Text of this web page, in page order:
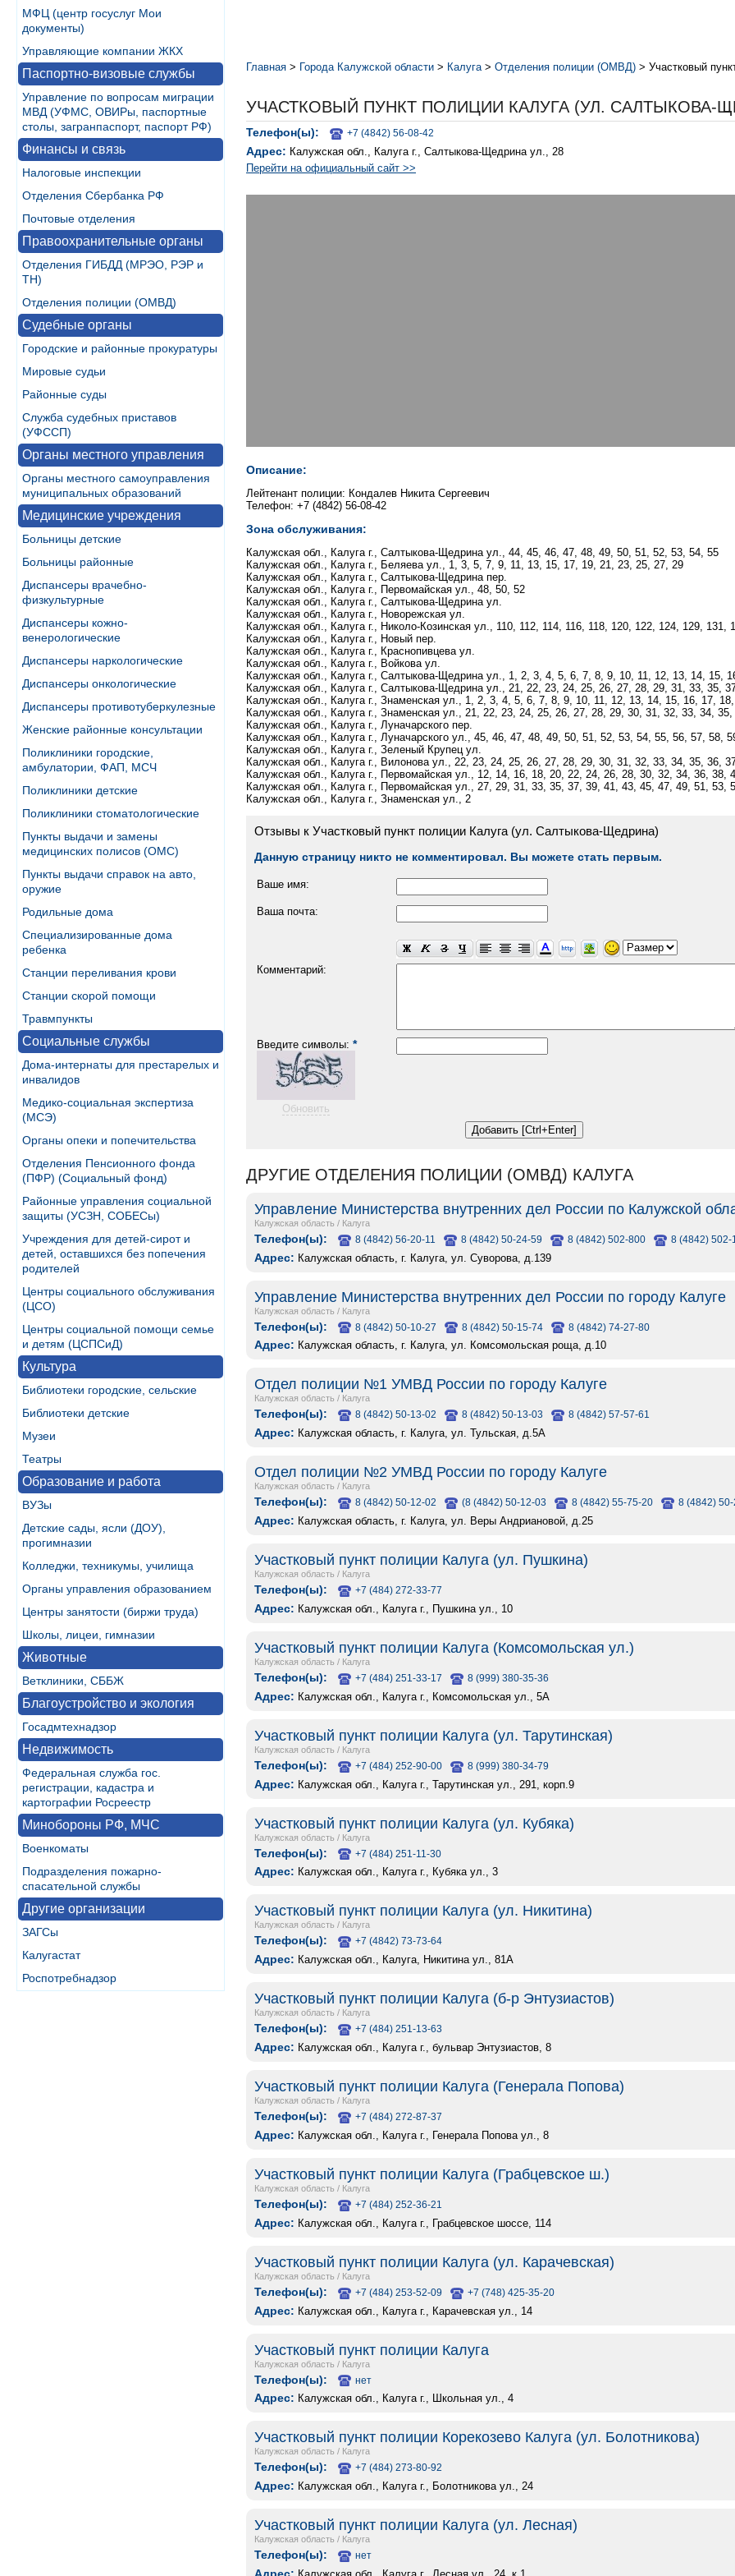
МФЦ (центр госуслуг Мои
документы)
Управляющие компании ЖКХ
Паспортно-визовые службы
Управление по вопросам миграции
МВД (УФМС, ОВИРы, паспортные
столы, загранпаспорт, паспорт РФ)
Финансы и связь
Налоговые инспекции
Отделения Сбербанка РФ
Почтовые отделения
Правоохранительные органы
Отделения ГИБДД (МРЭО, РЭР и
ТН)
Отделения полиции (ОМВД)
Судебные органы
Городские и районные прокуратуры
Мировые судьи
Районные суды
Служба судебных приставов
(УФССП)
Органы местного управления
Органы местного самоуправления
муниципальных образований
Медицинские учреждения
Больницы детские
Больницы районные
Диспансеры врачебно-
физкультурные
Диспансеры кожно-
венерологические
Диспансеры наркологические
Диспансеры онкологические
Диспансеры противотуберкулезные
Женские районные консультации
Поликлиники городские,
амбулатории, ФАП, МСЧ
Поликлиники детские
Поликлиники стоматологические
Пункты выдачи и замены
медицинских полисов (ОМС)
Пункты выдачи справок на авто,
оружие
Родильные дома
Специализированные дома
ребенка
Станции переливания крови
Станции скорой помощи
Травмпункты
Социальные службы
Дома-интернаты для престарелых и
инвалидов
Медико-социальная экспертиза
(МСЭ)
Органы опеки и попечительства
Отделения Пенсионного фонда
(ПФР) (Социальный фонд)
Районные управления социальной
защиты (УСЗН, СОБЕСы)
Учреждения для детей-сирот и
детей, оставшихся без попечения
родителей
Центры социального обслуживания
(ЦСО)
Центры социальной помощи семье
и детям (ЦСПСиД)
Культура
Библиотеки городские, сельские
Библиотеки детские
Музеи
Театры
Образование и работа
ВУЗы
Детские сады, ясли (ДОУ),
прогимназии
Колледжи, техникумы, училища
Органы управления образованием
Центры занятости (биржи труда)
Школы, лицеи, гимназии
Животные
Ветклиники, СББЖ
Благоустройство и экология
Госадмтехнадзор
Недвижимость
Федеральная служба гос.
регистрации, кадастра и
картографии Росреестр
Минобороны РФ, МЧС
Военкоматы
Подразделения пожарно-
спасательной службы
Другие организации
ЗАГСы
Калугастат
Роспотребнадзор
Главная > Города Калужской области > Калуга > Отделения полиции (ОМВД) > Участковый
УЧАСТКОВЫЙ ПУНКТ ПОЛИЦИИ КАЛУГА (УЛ. САЛТЫКОВА-
Телефон(ы): +7 (4842) 56-08-42
Адрес: Калужская обл., Калуга г., Салтыкова-Щедрина ул., 28
Перейти на официальный сайт >>
Описание:
Лейтенант полиции: Кондалев Никита Сергеевич
Телефон: +7 (4842) 56-08-42
Зона обслуживания:
Калужская обл., Калуга г., Салтыкова-Щедрина ул., 44, 45, 46, 47, 48, 49, 50, 51, 52, 53, 54, 55
Калужская обл., Калуга г., Беляева ул., 1, 3, 5, 7, 9, 11, 13, 15, 17, 19, 21, 23, 25, 27, 29
Калужская обл., Калуга г., Салтыкова-Щедрина пер.
Калужская обл., Калуга г., Первомайская ул., 48, 50, 52
Калужская обл., Калуга г., Салтыкова-Щедрина ул.
Калужская обл., Калуга г., Новорежская ул.
Калужская обл., Калуга г., Николо-Козинская ул., 110, 112, 114, 116, 118, 120, 122, 124, 129, 131,
Калужская обл., Калуга г., Новый пер.
Калужская обл., Калуга г., Краснопивцева ул.
Калужская обл., Калуга г., Войкова ул.
Калужская обл., Калуга г., Салтыкова-Щедрина ул., 1, 2, 3, 4, 5, 6, 7, 8, 9, 10, 11, 12, 13, 14, 15,
Калужская обл., Калуга г., Салтыкова-Щедрина ул., 21, 22, 23, 24, 25, 26, 27, 28, 29, 31, 33, 35,
Калужская обл., Калуга г., Знаменская ул., 1, 2, 3, 4, 5, 6, 7, 8, 9, 10, 11, 12, 13, 14, 15, 16, 17,
Калужская обл., Калуга г., Знаменская ул., 21, 22, 23, 24, 25, 26, 27, 28, 29, 30, 31, 32, 33, 34, 35,
Калужская обл., Калуга г., Луначарского пер.
Калужская обл., Калуга г., Луначарского ул., 45, 46, 47, 48, 49, 50, 51, 52, 53, 54, 55, 56, 57, 58,
Калужская обл., Калуга г., Зеленый Крупец ул.
Калужская обл., Калуга г., Вилонова ул., 22, 23, 24, 25, 26, 27, 28, 29, 30, 31, 32, 33, 34, 35, 36,
Калужская обл., Калуга г., Первомайская ул., 12, 14, 16, 18, 20, 22, 24, 26, 28, 30, 32, 34, 36, 38,
Калужская обл., Калуга г., Первомайская ул., 27, 29, 31, 33, 35, 37, 39, 41, 43, 45, 47, 49, 51,
Калужская обл., Калуга г., Знаменская ул., 2
Отзывы к Участковый пункт полиции Калуга (ул. Салтыкова-Щедрина)
Данную страницу никто не комментировал. Вы можете стать первым.
Ваше имя:
Ваша почта:
Комментарий:
Введите символы: *
Обновить
ДРУГИЕ ОТДЕЛЕНИЯ ПОЛИЦИИ (ОМВД) КАЛУГА
Управление Министерства внутренних дел России по Калужской
Калужская область / Калуга
Телефон(ы): 8 (4842) 56-20-11 8 (4842) 50-24-59 8 (4842) 502-800 8 (4842) 502-
Адрес: Калужская область, г. Калуга, ул. Суворова, д.139
Управление Министерства внутренних дел России по городу Калуге
Калужская область / Калуга
Телефон(ы): 8 (4842) 50-10-27 8 (4842) 50-15-74 8 (4842) 74-27-80
Адрес: Калужская область, г. Калуга, ул. Комсомольская роща, д.10
Отдел полиции №1 УМВД России по городу Калуге
Калужская область / Калуга
Телефон(ы): 8 (4842) 50-13-02 8 (4842) 50-13-03 8 (4842) 57-57-61
Адрес: Калужская область, г. Калуга, ул. Тульская, д.5А
Отдел полиции №2 УМВД России по городу Калуге
Калужская область / Калуга
Телефон(ы): 8 (4842) 50-12-02 (8 (4842) 50-12-03 8 (4842) 55-75-20 8 (4842)
Адрес: Калужская область, г. Калуга, ул. Веры Андриановой, д.25
Участковый пункт полиции Калуга (ул. Пушкина)
Калужская область / Калуга
Телефон(ы): +7 (484) 272-33-77
Адрес: Калужская обл., Калуга г., Пушкина ул., 10
Участковый пункт полиции Калуга (Комсомольская ул.)
Калужская область / Калуга
Телефон(ы): +7 (484) 251-33-17 8 (999) 380-35-36
Адрес: Калужская обл., Калуга г., Комсомольская ул., 5А
Участковый пункт полиции Калуга (ул. Тарутинская)
Калужская область / Калуга
Телефон(ы): +7 (484) 252-90-00 8 (999) 380-34-79
Адрес: Калужская обл., Калуга г., Тарутинская ул., 291, корп.9
Участковый пункт полиции Калуга (ул. Кубяка)
Калужская область / Калуга
Телефон(ы): +7 (484) 251-11-30
Адрес: Калужская обл., Калуга г., Кубяка ул., 3
Участковый пункт полиции Калуга (ул. Никитина)
Калужская область / Калуга
Телефон(ы): +7 (4842) 73-73-64
Адрес: Калужская обл., Калуга, Никитина ул., 81А
Участковый пункт полиции Калуга (б-р Энтузиастов)
Калужская область / Калуга
Телефон(ы): +7 (484) 251-13-63
Адрес: Калужская обл., Калуга г., бульвар Энтузиастов, 8
Участковый пункт полиции Калуга (Генерала Попова)
Калужская область / Калуга
Телефон(ы): +7 (484) 272-87-37
Адрес: Калужская обл., Калуга г., Генерала Попова ул., 8
Участковый пункт полиции Калуга (Грабцевское ш.)
Калужская область / Калуга
Телефон(ы): +7 (484) 252-36-21
Адрес: Калужская обл., Калуга г., Грабцевское шоссе, 114
Участковый пункт полиции Калуга (ул. Карачевская)
Калужская область / Калуга
Телефон(ы): +7 (484) 253-52-09 +7 (748) 425-35-20
Адрес: Калужская обл., Калуга г., Карачевская ул., 14
Участковый пункт полиции Калуга
Калужская область / Калуга
Телефон(ы): нет
Адрес: Калужская обл., Калуга г., Школьная ул., 4
Участковый пункт полиции Корекозево Калуга (ул. Болотникова)
Калужская область / Калуга
Телефон(ы): +7 (484) 273-80-92
Адрес: Калужская обл., Калуга г., Болотникова ул., 24
Участковый пункт полиции Калуга (ул. Лесная)
Калужская область / Калуга
Телефон(ы): нет